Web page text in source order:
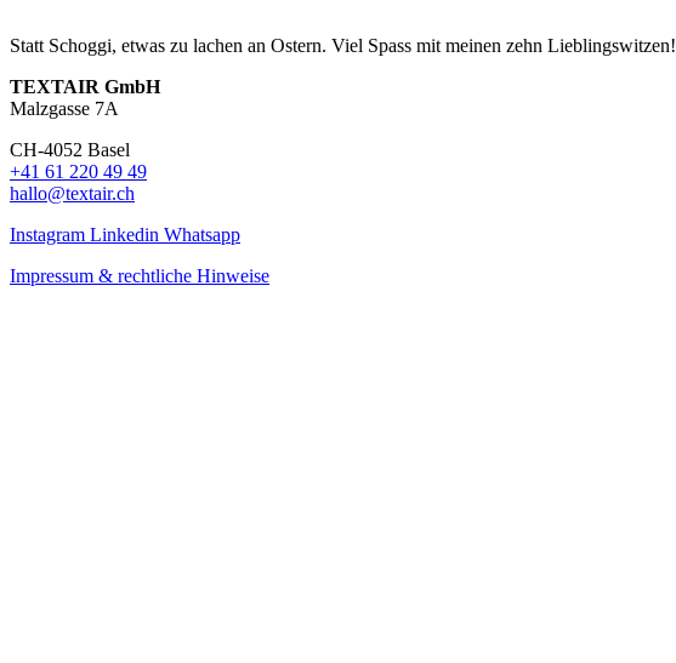
Statt Schoggi, etwas zu lachen an Ostern. Viel Spass mit meinen zehn Lieblingswitzen!
TEXTAIR GmbH
Malzgasse 7A
CH-4052 Basel
+41 61 220 49 49
hallo@textair.ch
Instagram Linkedin Whatsapp
Impressum & rechtliche Hinweise